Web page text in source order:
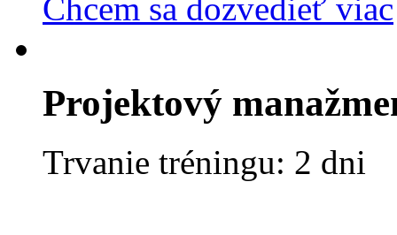
Chcem sa dozvedieť viac
Projektový
Trvanie tréningu: 2 dni